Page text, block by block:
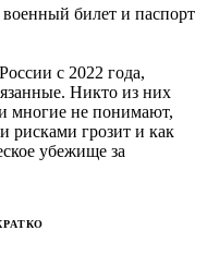
с 2022 года,
Никто из них
многие не понимают,
рисками грозит и как
убежище за